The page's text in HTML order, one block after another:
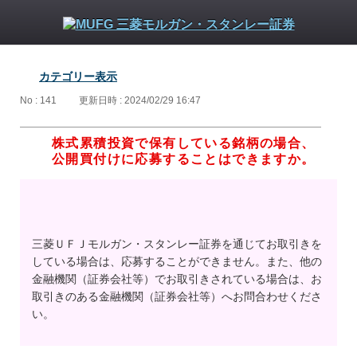
カテゴリー表示
No : 141 更新日時 : 2024/02/29 16:47
株式累積投資で保有している銘柄の場合、
公開買付けに応募することはできますか。
三菱ＵＦＪモルガン・スタンレー証券を通じてお取引きを
している場合は、応募することができません。また、他の
金融機関（証券会社等）でお取引きされている場合は、お
取引きのある金融機関（証券会社等）へお問合わせくださ
い。